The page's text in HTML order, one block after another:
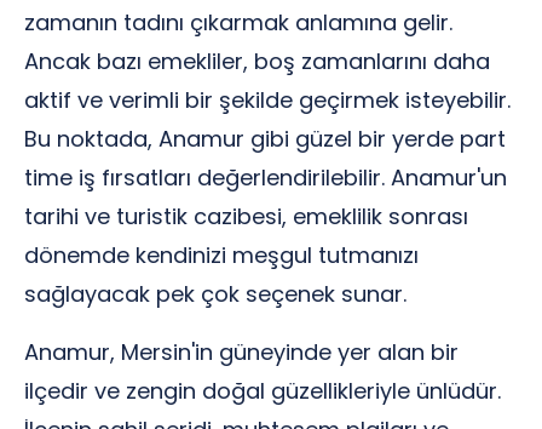
zamanın tadını çıkarmak anlamına gelir.
Ancak bazı emekliler, boş zamanlarını daha
aktif ve verimli bir şekilde geçirmek isteyebilir.
Bu noktada, Anamur gibi güzel bir yerde part
time iş fırsatları değerlendirilebilir. Anamur'un
tarihi ve turistik cazibesi, emeklilik sonrası
dönemde kendinizi meşgul tutmanızı
sağlayacak pek çok seçenek sunar.
Anamur, Mersin'in güneyinde yer alan bir
ilçedir ve zengin doğal güzellikleriyle ünlüdür.